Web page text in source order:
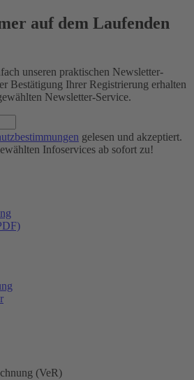
auf dem Laufenden
unseren praktischen Newsletter-
Bestätigung Ihrer Registrierung erhalten
Newsletter-Service.
gelesen und akzeptiert.
Infoservices ab sofort zu!
(VeR)